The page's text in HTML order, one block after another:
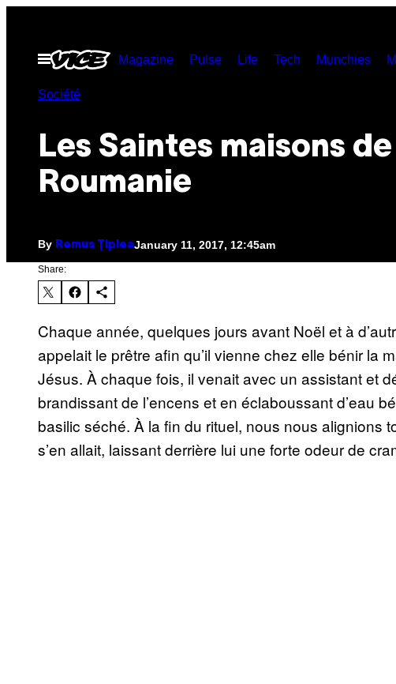
contentOpen
Menu
Magazine Pulse Life Tech Munchies
Société
Les Saintes maisons de
Roumanie
By Remus ȚipleaJanuary 11, 2017, 12:45am
Share:
Chaque année, quelques jours avant Noël et à
appelait le prêtre afin qu’il vienne chez elle bénir la
Jésus. À chaque fois, il venait avec un assistant et
brandissant de l’encens et en éclaboussant d’eau
basilic séché. À la fin du rituel, nous nous alignions
s’en allait, laissant derrière lui une forte odeur de